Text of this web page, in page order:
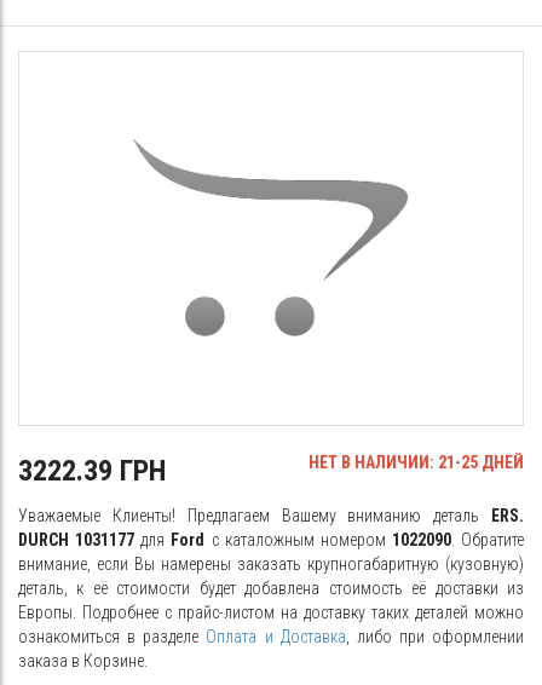
3222.39 ГРН НЕТ В НАЛИЧИИ: 21-25 ДНЕЙ
Уважаемые Клиенты! Предлагаем Вашему вниманию деталь
ERS.
DURCH 1031177 для Ford с каталожным номером 1022090. Обратите
внимание, если Вы намерены заказать крупногабаритную (кузовную)
деталь, к её стоимости будет добавлена стоимость её доставки из
Европы. Подробнее с прайс-листом на доставку таких деталей можно
ознакомиться в разделе Оплата и Доставка , либо при оформлении
заказа в Корзине.